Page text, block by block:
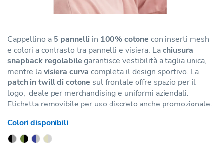
Cappellino a 5 pannelli in 100% cotone con inserti mesh
e colori a contrasto tra pannelli e visiera. Lachiusura
snapback regolabile garantisce vestibilità a taglia unica,
mentre lavisiera curva completa il design sportivo. La
patch in twill di cotone sul frontale offre spazio per il
logo, ideale per merchandising e uniformi aziendali.
Etichetta removibile per uso discreto anche promozionale.
Colori disponibili